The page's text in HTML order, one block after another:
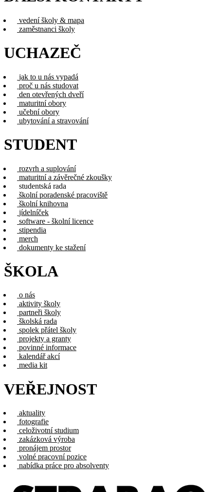
vedení školy & mapa
zaměstnanci školy
UCHAZEČ
jak to u nás vypadá
proč u nás studovat
den otevřených dveří
maturitní obory
učební obory
ubytování a stravování
STUDENT
rozvrh a suplování
maturitní a závěrečné zkoušky
studentská rada
školní poradenské pracoviště
školní knihovna
jídelníček
software - školní licence
stipendia
merch
dokumenty ke stažení
ŠKOLA
o nás
aktivity školy
partneři školy
školská rada
spolek přátel školy
projekty a granty
povinné informace
kalendář akcí
media kit
VEŘEJNOST
aktuality
fotografie
celoživotní studium
zakázková výroba
pronájem prostor
volné pracovní pozice
nabídka práce pro absolventy